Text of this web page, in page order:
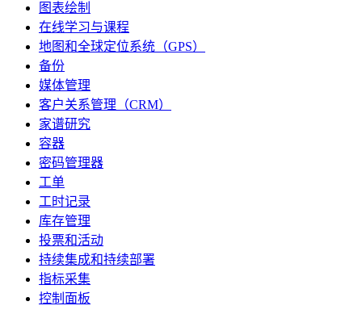
图表绘制
在线学习与课程
地图和全球定位系统（GPS）
备份
媒体管理
客户关系管理（CRM）
家谱研究
容器
密码管理器
工单
工时记录
库存管理
投票和活动
持续集成和持续部署
指标采集
控制面板